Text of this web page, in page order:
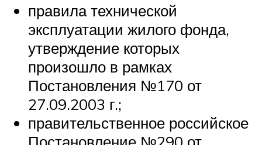
правила технической
эксплуатации жилого фонда,
утверждение которых
произошло в рамках
Постановления №170 от
27.09.2003 г.;
правительственное российское